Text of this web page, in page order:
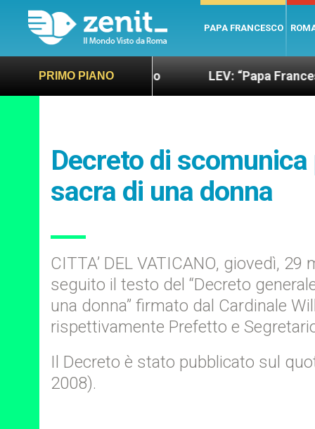
PAPA FRANCESCO
PRIMO PIANO
sano e giusto LEV: “Papa Francesco. Un
Decreto di
sacra di una donna
CITTA’ DEL VATICANO, giovedì,
seguito il testo del “Decreto
una donna” firmato dal Cardinale
rispettivamente Prefetto e
Il Decreto è stato pubblicato sul
2008).